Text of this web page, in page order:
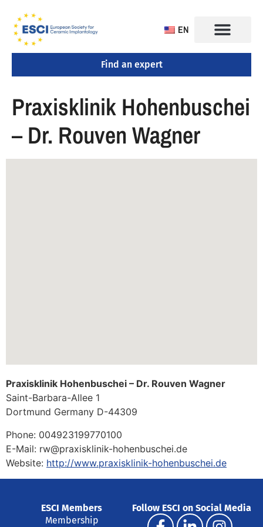
EN
Find an expert
Praxisklinik Hohenbuschei
– Dr. Rouven Wagner
Praxisklinik Hohenbuschei – Dr. Rouven Wagner
Saint-Barbara-Allee 1
Dortmund Germany D-44309
Phone: 004923199770100
E-Mail: rw@praxisklinik-hohenbuschei.de
Website: http://www.praxisklinik-hohenbuschei.de
ESCI Members
Membership
Follow ESCI on Social Media